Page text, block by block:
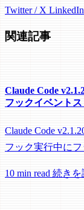
Twitter / X LinkedIn
関連記事
Claude Code
フックイベント
Claude Code
フック実行中に
収されるのを防ぐ
10 min read 続き